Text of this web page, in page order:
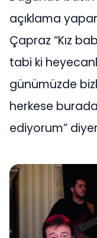
açıklama
Çapraz “Kız
tabi ki
günümüzde
herkese
ediyorum”